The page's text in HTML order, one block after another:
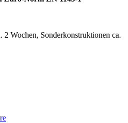
2 Wochen, Sonderkonstruktionen ca.